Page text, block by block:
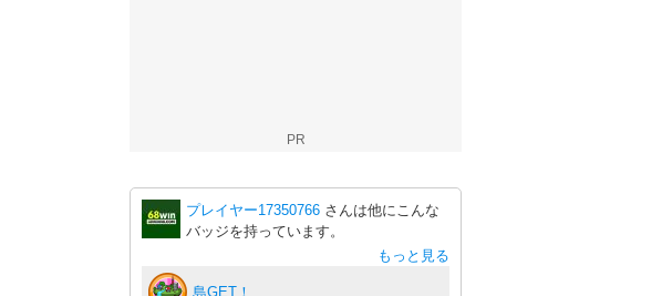
PR
プレイヤー17350766 さんは他にこんな
バッジを持っています。
もっと見る
島GET！